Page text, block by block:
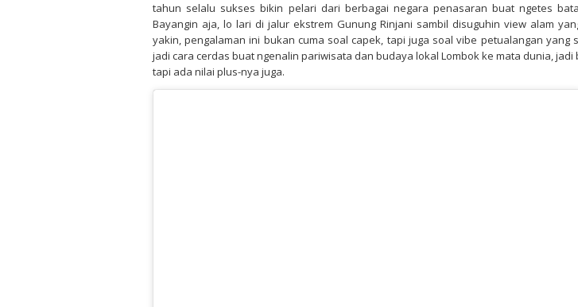
tahun selalu sukses bikin pelari dari berbagai negara penasaran buat ngetes
Bayangin aja, lo lari di jalur ekstrem Gunung Rinjani sambil disuguhin view alam
yakin, pengalaman ini bukan cuma soal capek, tapi juga soal vibe petualangan yang
jadi cara cerdas buat ngenalin pariwisata dan budaya lokal Lombok ke mata dunia,
tapi ada nilai plus-nya juga.